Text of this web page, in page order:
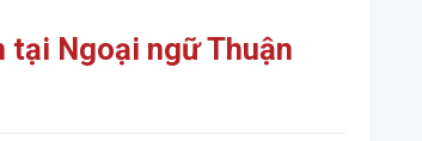
tại Ngoại ngữ Thuận